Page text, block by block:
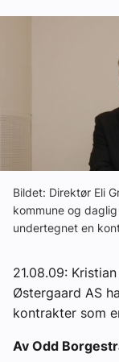
Aktuelle prosjekter
Om VVS Aktuelt
Annonsere i
Tips oss
Bildet: Direktør Eli
kommune og
undertegnet en
21.08.09:
Østergaard AS
kontrakter som
Av Odd